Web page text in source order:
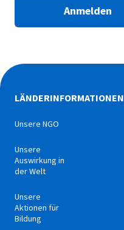
Anmelden
LÄNDERINFORMATIONEN
Unsere NGO
Unsere
Auswirkung in
der Welt
Unsere
Aktionen für
Bildung